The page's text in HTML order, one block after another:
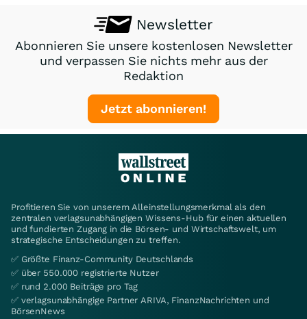
Newsletter
Abonnieren Sie unsere kostenlosen Newsletter
und verpassen Sie nichts mehr aus der
Redaktion
Jetzt abonnieren!
Profitieren Sie von unserem Alleinstellungsmerkmal als den
zentralen verlagsunabhängigen Wissens-Hub für einen aktuellen
und fundierten Zugang in die Börsen- und Wirtschaftswelt, um
strategische Entscheidungen zu treffen.
✅ Größte Finanz-Community Deutschlands
✅ über 550.000 registrierte Nutzer
✅ rund 2.000 Beiträge pro Tag
✅ verlagsunabhängige Partner ARIVA, FinanzNachrichten und
BörsenNews